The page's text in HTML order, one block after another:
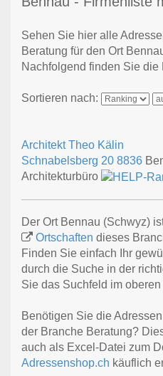
Sehen Sie hier alle
Beratung für den Ort
Nachfolgend finden Sie die
Sortieren nach:
Architekt Theo Kälin
Schnabelsberg 20 8836
Architekturbüro
Der Ort Bennau (Schwyz)
Ortschaften dieses
Finden Sie einfach Ihr
durch die Suche in der
Sie das Suchfeld im
Benötigen Sie die
der Branche Beratung?
auch als Excel-Datei zum
Adressenshop.ch käuflich